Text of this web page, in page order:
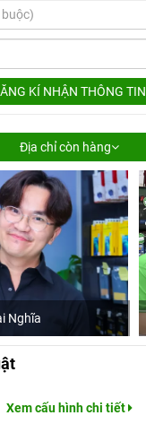
KÍ NHẬN THÔNG TIN
Địa chỉ còn hàng
Nghĩa
Xem cấu hình chi tiết